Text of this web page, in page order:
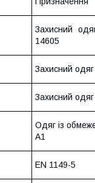
Захисний
14605
Захисний
Захисний
Одяг із
A1
EN 1149-5